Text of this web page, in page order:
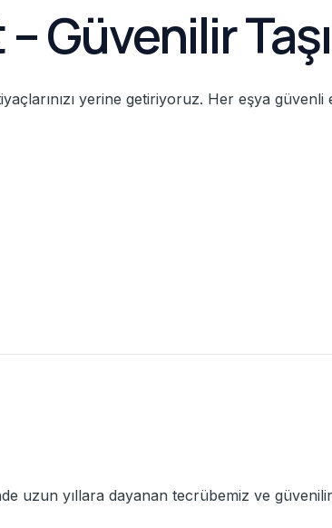
Güvenilir
yerine getiriyoruz. Her eşya
uzun yıllara dayanan tecrübemiz ve